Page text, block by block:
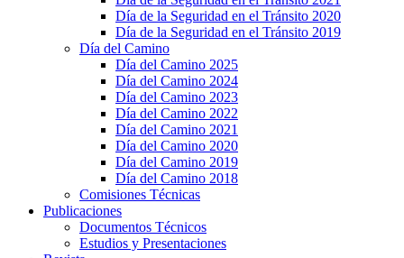
Día de la Seguridad en el Tránsito 2020
Día de la Seguridad en el Tránsito 2019
Día del Camino
Día del Camino 2025
Día del Camino 2024
Día del Camino 2023
Día del Camino 2022
Día del Camino 2021
Día del Camino 2020
Día del Camino 2019
Día del Camino 2018
Comisiones Técnicas
Publicaciones
Documentos Técnicos
Estudios y Presentaciones